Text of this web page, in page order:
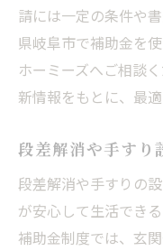
請には一定の条件や
県岐阜市で補助金を
ホーミーズへご相談
新情報をもとに、最
段差解消や手すり
段差解消や手すりの
が安心して生活でき
補助金制度では、玄